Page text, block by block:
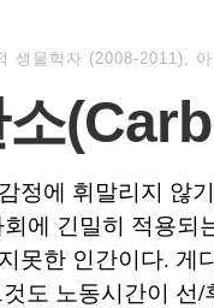
생물학자 (2008-2011),
소
정에 휘말리지 않
회에 긴밀히 적용
못한 인간이다. 게
도 노동시간이 선